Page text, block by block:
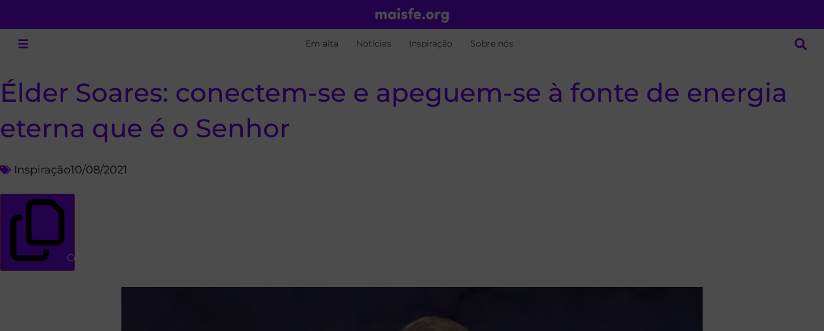
Em alta Notícias Inspiração Sobre nós
Élder Soares: conectem-se e apeguem-se à fonte de energia
eterna que é o Senhor
Inspiração10/08/2021
Copiar link